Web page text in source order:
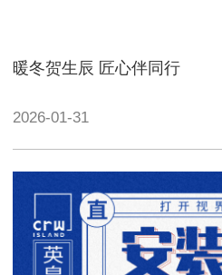
暖冬贺生辰 匠心伴同行
2026-01-31